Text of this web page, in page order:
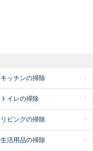
キッチンの掃除
トイレの掃除
リビングの掃除
生活用品の掃除